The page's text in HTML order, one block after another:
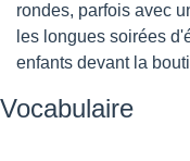
rondes, parfois avec
les longues soirées
enfants devant la
Vocabulaire